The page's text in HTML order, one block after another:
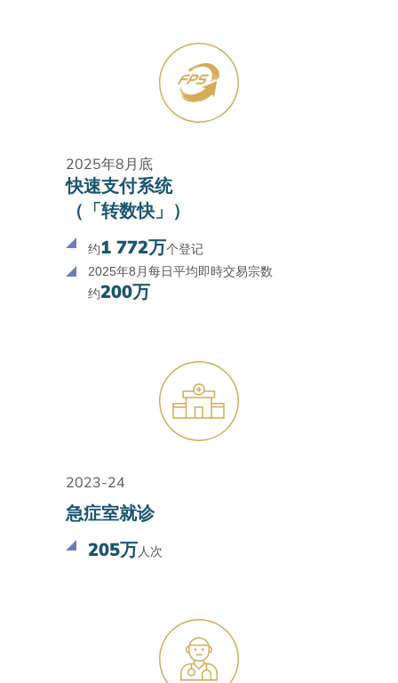
2025年8月底
快速支付系统
（「转数快」）
约1 772万个登记
2025年8月每日平均即時交易宗数
约200万
2023-24
急症室就诊
205万人次